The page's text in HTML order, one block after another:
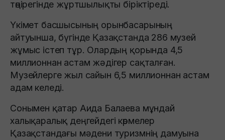
төңірегінде жұртшылықты біріктіреді.
Үкімет басшысының орынбасарының
айтуынша, бүгінде Қазақстанда 286 музей
жұмыс істеп тұр. Олардың қорында 4,5
миллионнан астам жәдігер сақталған.
Музейлерге жыл сайын 6,5 миллионнан астам
адам келеді.
Сонымен қатар Аида Балаева мұндай
халықаралық деңгейдегі көрмелер
Қазақстандағы мәдени туризмнің дамуына